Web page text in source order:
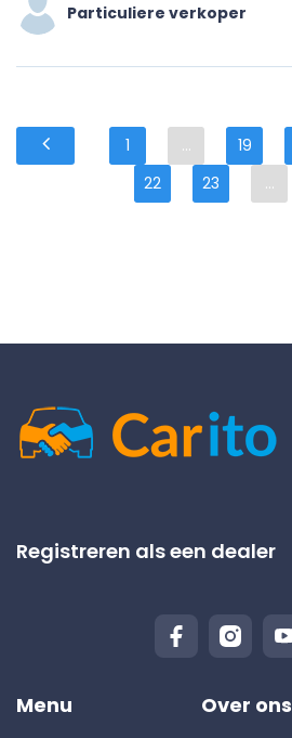
Particuliere verkoper
1 ... 19
22
23 ...
Registreren als een dealer
Menu Over ons